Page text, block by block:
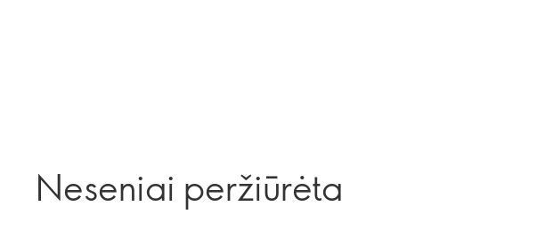
Neseniai peržiūrėta